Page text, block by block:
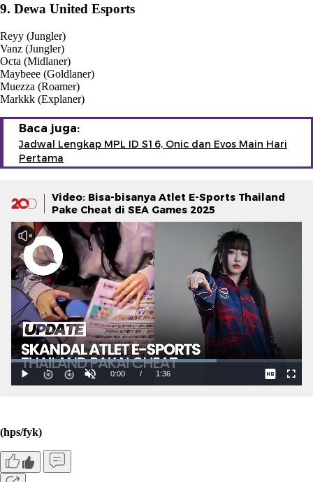
9. Dewa United Esports
Reyy (Jungler)
Vanz (Jungler)
Octa (Midlaner)
Maybeee (Goldlaner)
Muezza (Roamer)
Markkk (Explaner)
Baca juga:
Jadwal Lengkap MPL ID S16, Onic dan Evos Main Hari
Pertama
Video: Bisa-bisanya Atlet E-Sports Thailand
Pake Cheat di SEA Games 2025
(hps/fyk)